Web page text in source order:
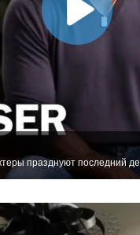
празднуют последний